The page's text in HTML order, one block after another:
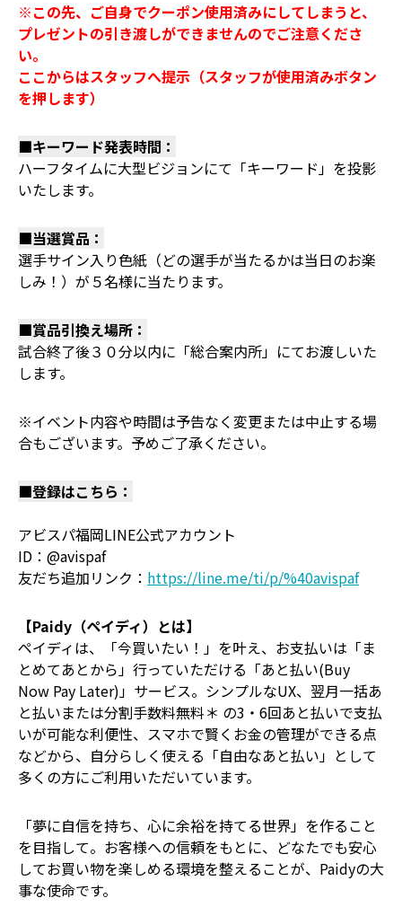
※この先、ご自身でクーポン使用済みにしてしまうと、
プレゼントの引き渡しができませんのでご注意くださ
い。
ここからはスタッフへ提示（スタッフが使用済みボタン
を押します）
■キーワード発表時間：
ハーフタイムに大型ビジョンにて「キーワード」を投影
いたします。
■当選賞品：
選手サイン入り色紙（どの選手が当たるかは当日のお楽
しみ！）が５名様に当たります。
■賞品引換え場所：
試合終了後３０分以内に「総合案内所」にてお渡しいた
します。
※イベント内容や時間は予告なく変更または中止する場
合もございます。予めご了承ください。
■登録はこちら：
アビスパ福岡LINE公式アカウント
ID：@avispaf
友だち追加リンク： https://line.me/ti/p/%40avispaf
【Paidy（ペイディ）とは】
ペイディは、「今買いたい！」を叶え、お支払いは「ま
とめてあとから」行っていただける「あと払い(Buy
Now Pay Later)」サービス。シンプルなUX、翌月一括あ
と払いまたは分割手数料無料＊ の3・6回あと払いで支払
いが可能な利便性、スマホで賢くお金の管理ができる点
などから、自分らしく使える「自由なあと払い」として
多くの方にご利用いただいています。
「夢に自信を持ち、心に余裕を持てる世界」を作ること
を目指して。お客様への信頼をもとに、どなたでも安心
してお買い物を楽しめる環境を整えることが、Paidyの大
事な使命です。